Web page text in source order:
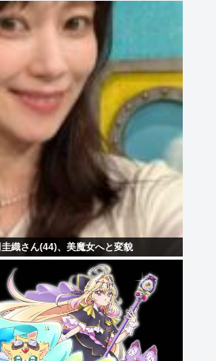
織さん(44)、美魔女へと変貌